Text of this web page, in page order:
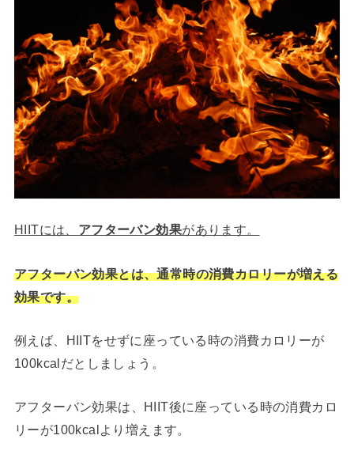
HIITには、 アフターバン効果があります。
アフターバン効果とは、通常時の消費カロリーが増える
効果です。
例えば、HIITをせずに座っている時の消費カロリーが
100kcalだとしましょう。
アフターバン効果は、HIIT後に座っている時の消費カロ
リーが100kcalより増えます。